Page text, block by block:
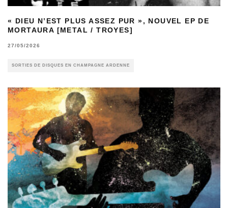
« DIEU N’EST PLUS ASSEZ PUR », NOUVEL EP DE
MORTAURA [METAL / TROYES]
27/05/2026
SORTIES DE DISQUES EN CHAMPAGNE ARDENNE